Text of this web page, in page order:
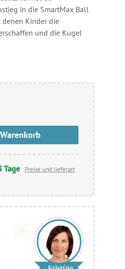
in die SmartMax Ball
Kinder die
und die Kugel
Preise und lieferart
Kristýna